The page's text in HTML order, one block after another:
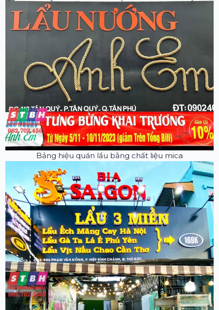
Bảng hiệu quán lẩu bằng chất liệu mica